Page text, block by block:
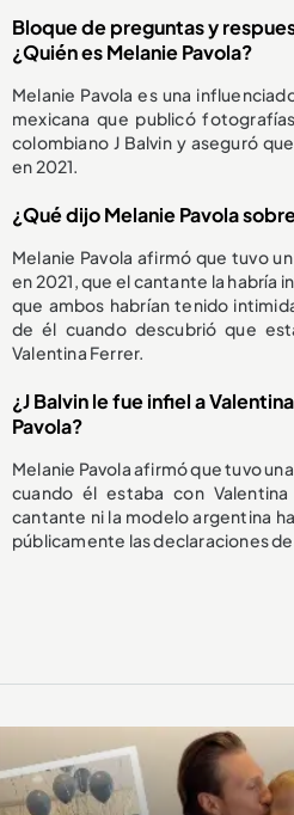
Bloque de preguntas y
¿Quién es Melanie Pavola?
Melanie Pavola es una
mexicana que publicó
colombiano J Balvin y aseguró
en 2021.
¿Qué dijo Melanie Pavola
Melanie Pavola afirmó que tuvo
en 2021, que el cantante la habría
que ambos habrían tenido
de él cuando descubrió que
Valentina Ferrer.
¿J Balvin le fue infiel a
Pavola?
Melanie Pavola afirmó que tuvo
cuando él estaba con
cantante ni la modelo argentina
públicamente las declaraciones